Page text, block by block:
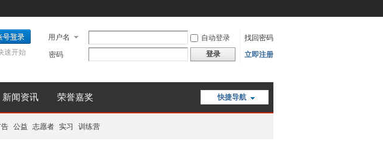
用户名 自动登录
找回密码
密码
登录 立即注册
速开始
快捷导航
新闻资讯 荣誉嘉奖
告 公益 志愿者 实习 训练营